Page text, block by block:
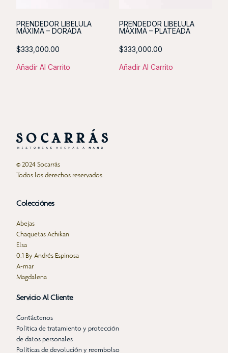
PRENDEDOR LIBELULA
MÁXIMA – DORADA
$333,000.00
Añadir Al Carrito
PRENDEDOR LIBELULA
MÁXIMA – PLATEADA
$333,000.00
Añadir Al Carrito
© 2024 Socarrás
Todos los derechos reservados.
Colecciónes
Abejas
Chaquetas Achikan
Elsa
0.1 By Andrés Espinosa
A-mar
Magdalena
Servicio Al Cliente
Contáctenos
Polìtica de tratamiento y protección
de datos personales
Políticas de devolución y reembolso